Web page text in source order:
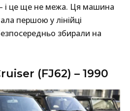
і це ще не межа. Ця машина
першою у лінійці
збирали на
(FJ62) – 1990